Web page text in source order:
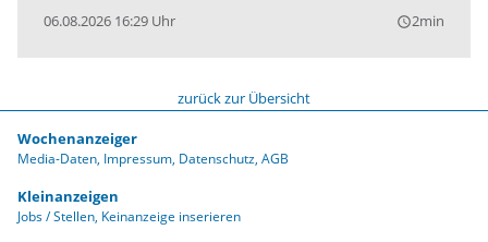
06.08.2026 16:29 Uhr query_builder2min
zurück zur Übersicht
Wochenanzeiger
Media-Daten Impressum Datenschutz AGB
Kleinanzeigen
Jobs / Stellen Keinanzeige inserieren